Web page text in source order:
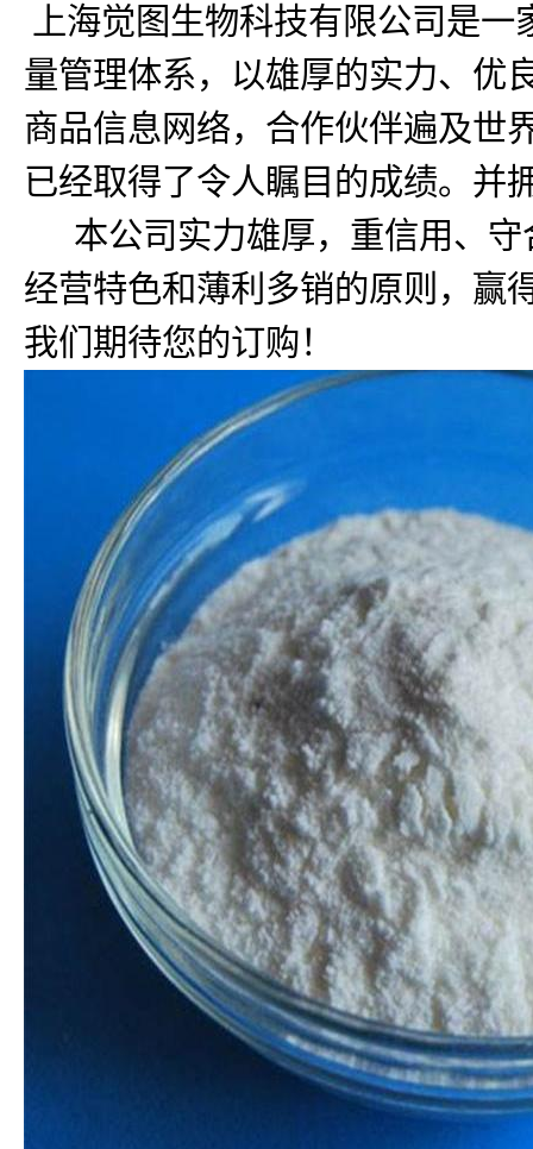
上海觉图生物科技有限公司是
量管理体系，以雄厚的实力、优
商品信息网络，合作伙伴遍及世
已经取得了令人瞩目的成绩。并
本公司实力雄厚，重信用、守
经营特色和薄利多销的原则，赢
我们期待您的订购！